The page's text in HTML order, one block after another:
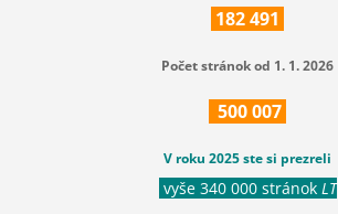
182491
Počet stránok od 1. 1. 2026
500007
V roku 2025 ste si prezreli
vyše 340 000 stránok LT